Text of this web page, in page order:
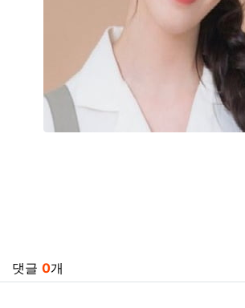
댓글 0개